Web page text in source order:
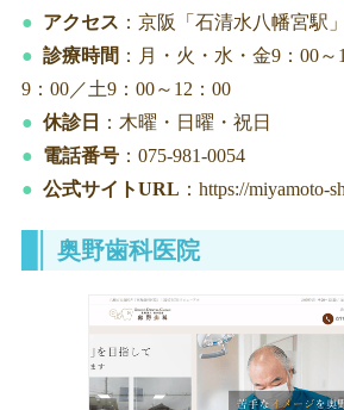
アクセス ：京阪「石清水八幡宮駅
診療時間 ：月・火・水・金9：00～
9：00／土9：00～12：00
休診日
：木曜・日曜・祝日
電話番号 ：075-981-0054
公式サイトURL ：https://miyamoto-
奥野歯科医院